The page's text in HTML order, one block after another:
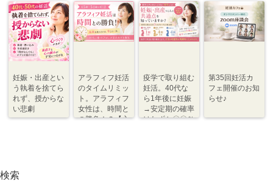
妊娠・出産とい
う執着を捨てら
れず、授からな
い悲劇
アラフィフ妊活
のタイムリミッ
ト。アラフィフ
女性は、時間と
の勝負！？【心
疫学で取り組む
妊活。40代な
ら1年後に妊娠
→安定期の確率
はわずか〇〇％
第35回妊活カ
フェ開催のお知
らせ♪
検索